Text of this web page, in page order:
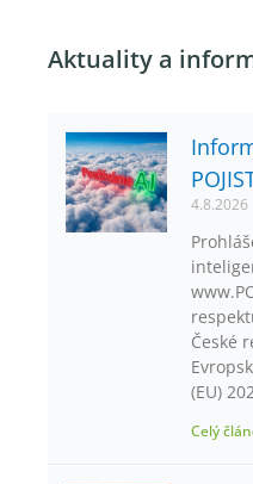
Aktuality a
4.8.2026
České
(EU)
Celý